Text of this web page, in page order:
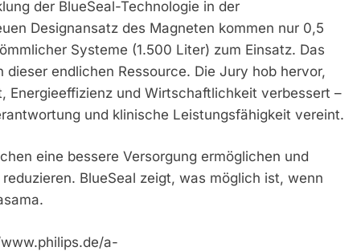
der BlueSeal-Technologie in der
Designansatz des Magneten kommen nur 0,5
Systeme (1.500 Liter) zum Einsatz. Das
endlichen Ressource. Die Jury hob hervor,
Energieeffizienz und Wirtschaftlichkeit verbessert –
und klinische Leistungsfähigkeit vereint.
eine bessere Versorgung ermöglichen und
BlueSeal zeigt, was möglich ist, wenn
a-